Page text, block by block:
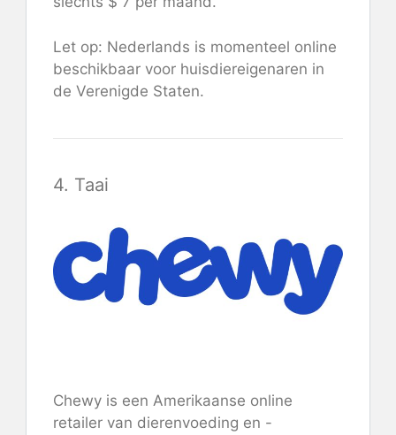
Let op: Nederlands is momenteel online
beschikbaar voor huisdiereigenaren in
de Verenigde Staten.
4. Taai
Chewy is een Amerikaanse online
retailer van dierenvoeding en -